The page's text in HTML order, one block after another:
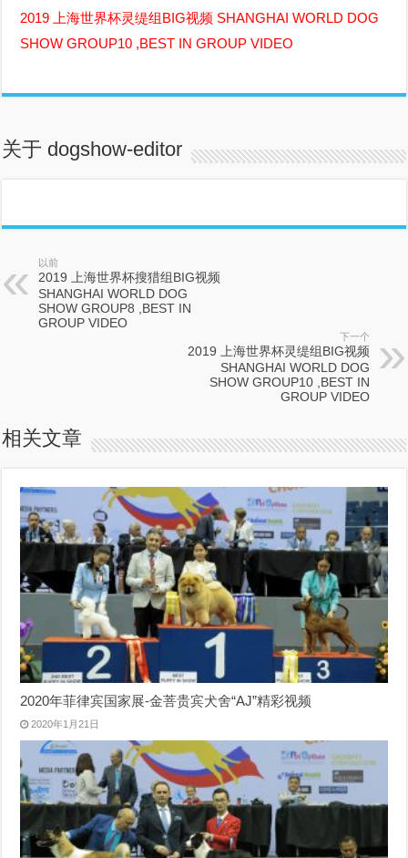
2019 上海世界杯灵缇组BIG视频 SHANGHAI WORLD DOG
SHOW GROUP10 ,BEST IN GROUP VIDEO
关于 dogshow-editor
以前
2019 上海世界杯搜猎组BIG视频
SHANGHAI WORLD DOG
SHOW GROUP8 ,BEST IN
GROUP VIDEO
下一个
2019 上海世界杯灵缇组BIG视频
SHANGHAI WORLD DOG
SHOW GROUP10 ,BEST IN
GROUP VIDEO
相关文章
2020年菲律宾国家展-金菩贵宾犬舍“AJ”精彩视频
2020年1月21日